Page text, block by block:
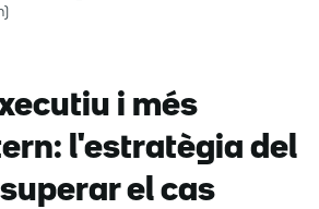
i més
l'estratègia del
superar el cas